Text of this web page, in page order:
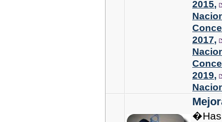
2015,
2017,
2019,
�Has